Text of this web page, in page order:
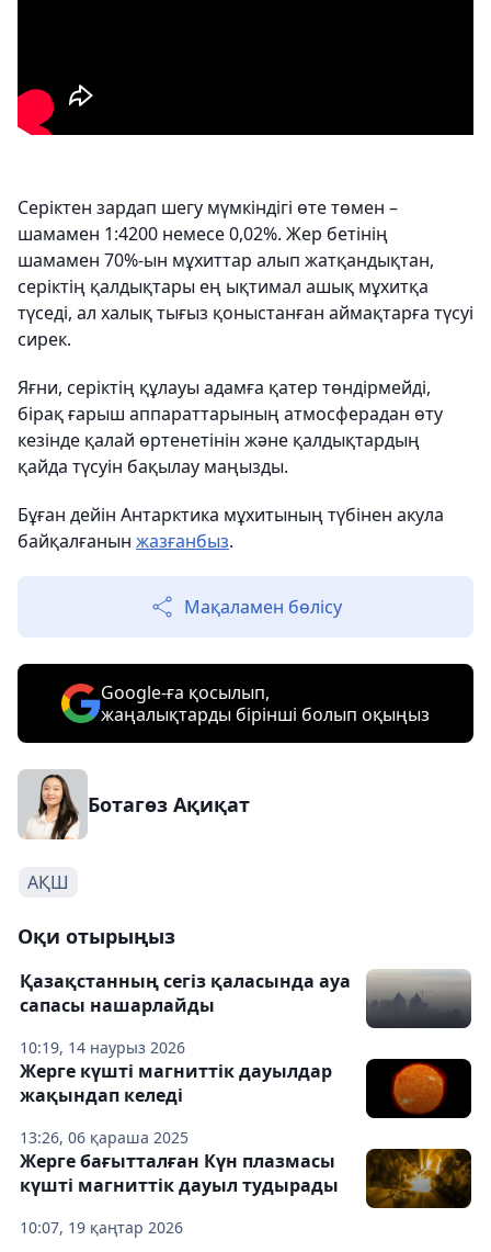
Серіктен зардап шегу мүмкіндігі өте төмен –
шамамен 1:4200 немесе 0,02%. Жер бетінің
шамамен 70%-ын мұхиттар алып жатқандықтан,
серіктің қалдықтары ең ықтимал ашық мұхитқа
түседі, ал халық тығыз қоныстанған аймақтарға түсуі
сирек.
Яғни, серіктің құлауы адамға қатер төндірмейді,
бірақ ғарыш аппараттарының атмосферадан өту
кезінде қалай өртенетінін және қалдықтардың
қайда түсуін бақылау маңызды.
Бұған дейін Антарктика мұхитының түбінен акула
байқалғанын жазғанбыз.
Мақаламен бөлісу
Google-ға қосылып,
жаңалықтарды бірінші болып оқыңыз
Ботагөз Ақиқат
АҚШ
Оқи отырыңыз
10:19, 14 наурыз 2026
Қазақстанның сегіз қаласында ауа
сапасы нашарлайды
13:26, 06 қараша 2025
Жерге күшті магниттік дауылдар
жақындап келеді
10:07, 19 қаңтар 2026
Жерге бағытталған Күн плазмасы
күшті магниттік дауыл тудырады